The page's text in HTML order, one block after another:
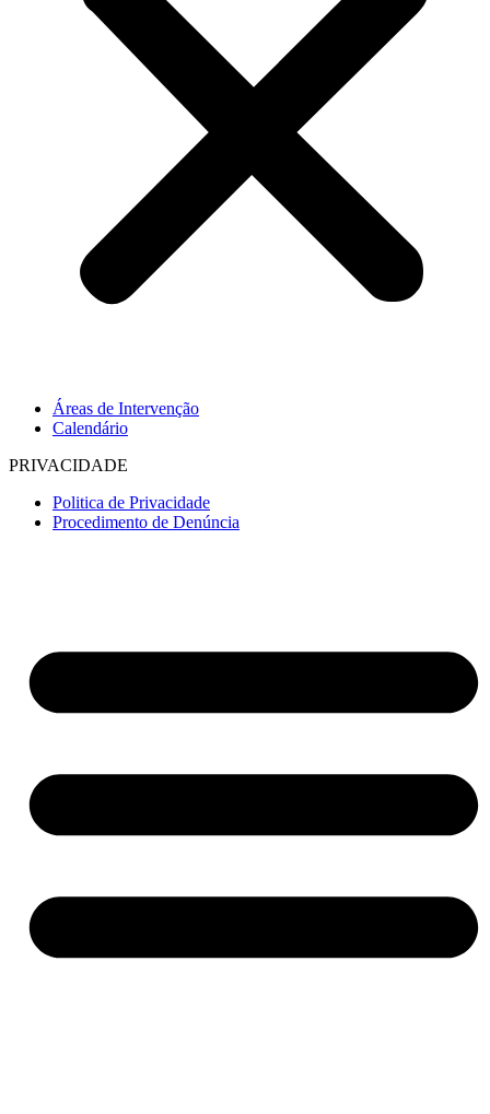
Áreas de Intervenção
Calendário
PRIVACIDADE
Politica de Privacidade
Procedimento de Denúncia